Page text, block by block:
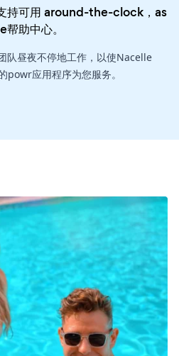
持可用 around-the-clock，as
帮助中心。
队昼夜不停地工作，以使Nacelle
应用程序为您服务。